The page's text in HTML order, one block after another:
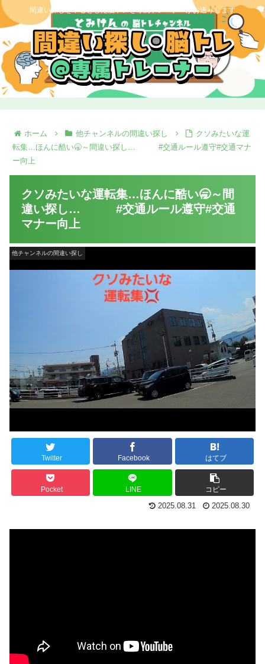
間違い探しを中心とした脳トレを専属トレーナーがお送りします
ホーム 他チャンネルの間違い探し
クソみたいな運
転集…ほんに酷い🥱～間違い探し… #交通ルール遵守#交通マナ
ー向上
クソみたいな運転集…ほんに酷い🥱～間
違い探し… #交通ルール遵守#交通
マナー向上
他チャンネルの間違い探し
Twitter Facebook はてブ
Pocket LINE コピー
2025.08.31 2025.08.30